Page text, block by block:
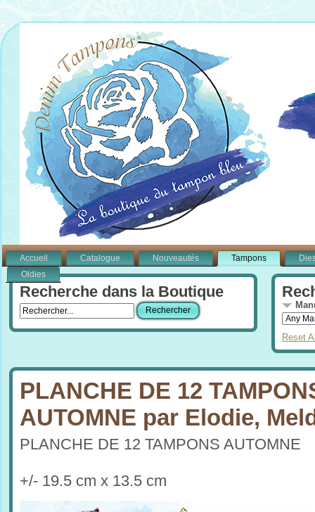
Accueil Catalogue Nouveautés Tampons
Oldies
Recherche dans la Boutique
Reset
PLANCHE DE 12
AUTOMNE par Elodie,
PLANCHE DE 12 TAMPONS AUTOMNE
+/- 19.5 cm x 13.5 cm